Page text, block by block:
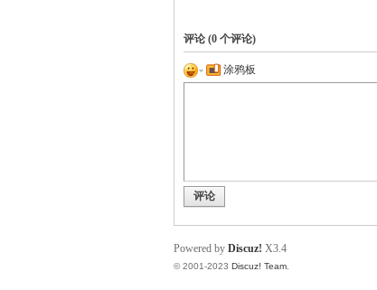
评论 (0 个评论)
涂鸦板
评论
Powered by Discuz! X3.4
© 2001-2023 Discuz! Team.